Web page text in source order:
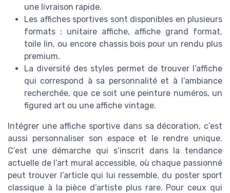
une livraison rapide.
Les affiches sportives sont disponibles en plusieurs
formats : unitaire affiche, affiche grand format,
toile lin, ou encore chassis bois pour un rendu plus
premium.
La diversité des styles permet de trouver l’affiche
qui correspond à sa personnalité et à l’ambiance
recherchée, que ce soit une peinture numéros, un
figured art ou une affiche vintage.
Intégrer une affiche sportive dans sa décoration, c’est
aussi personnaliser son espace et le rendre unique.
C’est une démarche qui s’inscrit dans la tendance
actuelle de l’art mural accessible, où chaque passionné
peut trouver l’article qui lui ressemble, du poster sport
classique à la pièce d’artiste plus rare. Pour ceux qui